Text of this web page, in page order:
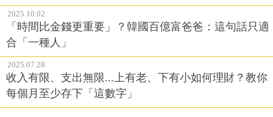
2025.10.02
「時間比金錢更重要」？韓國百億富爸爸：這句話只適
合「一種人」
2025.07.28
收入有限、支出無限...上有老、下有小如何理財？教你
每個月至少存下「這數字」